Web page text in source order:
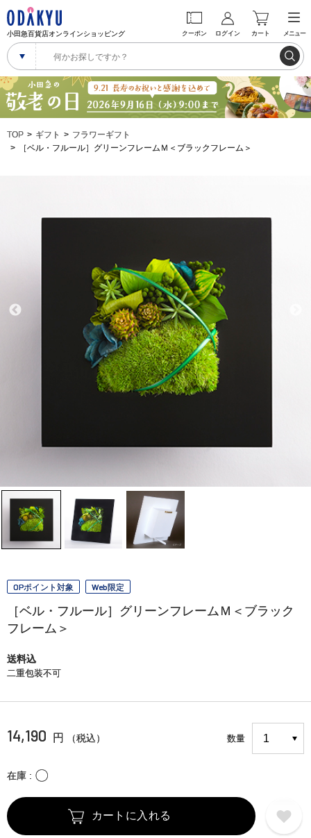
小田急百貨店オンラインショッピング クーポン ログイン カート メニュー
TOP ギフト
フラワーギフト
［ベル・フルール］グリーンフレームＭ＜ブラックフレーム＞
OPポイント対象 Web限定
［ベル・フルール］グリーンフレームＭ＜ブラック
フレーム＞
送料込
二重包装不可
14,190 円 （税込） 数量
在庫 〇
カートに入れる